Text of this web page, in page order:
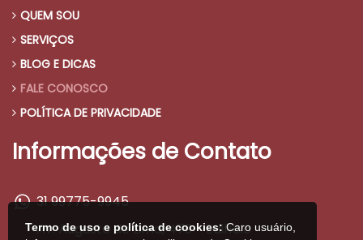
Termo de uso e política de cookies: Caro usuário,
QUEM SOU
SERVIÇOS
BLOG E DICAS
FALE CONOSCO
POLÍTICA DE PRIVACIDADE
Informações de Contato
31 99775-9945
Av. Augusto de Lima, 479 - Edifício